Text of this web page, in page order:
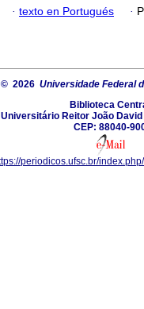
· texto en Portugués ·
© 2026 Universidade Federal
Biblioteca
Reitor João David
CEP: 88040-
periodicos.ufsc.br/